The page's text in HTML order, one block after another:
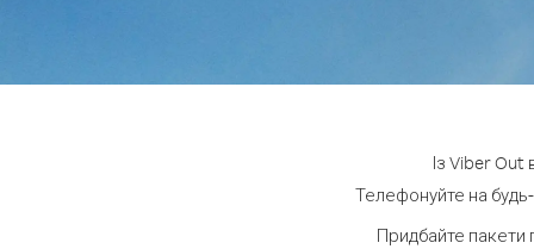
Із Viber Out
Телефонуйте на
Придбайте